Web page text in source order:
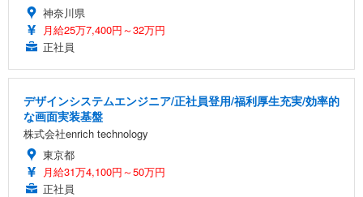
神奈川県
月給25万7,400円～32万円
正社員
デザインシステムエンジニア/正社員登用/福利厚生充実/効率的
な画面実装基盤
株式会社enrich technology
東京都
月給31万4,100円～50万円
正社員